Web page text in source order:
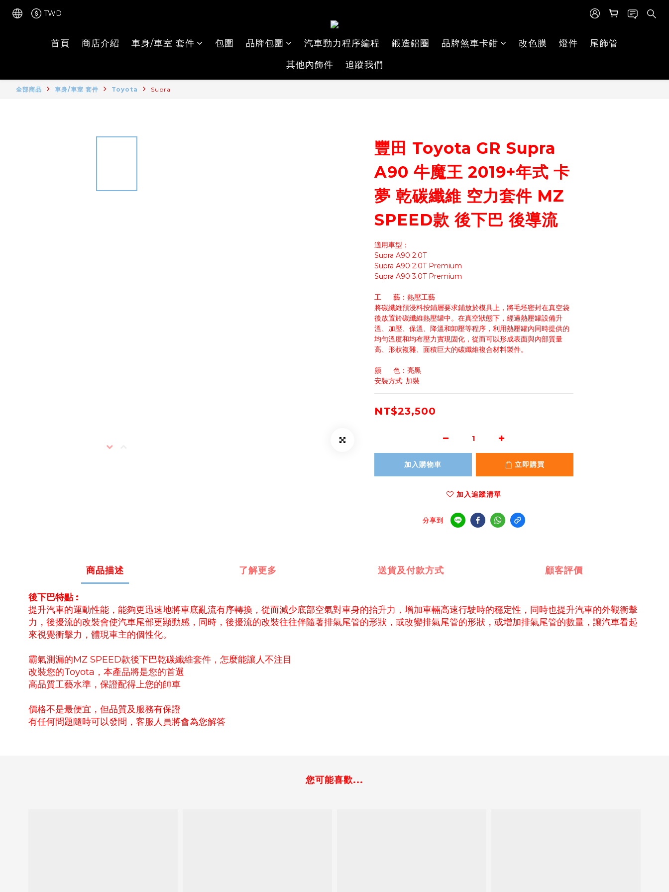
TWD
首頁 商店介紹 車身/車室 套件 包圍 品牌包圍 汽車動力程序編程 鍛造鋁圈 品牌煞車卡鉗 改色膜 燈件
尾飾管
其他內飾件
追蹤我們
全部商品 車身/車室 套件 Toyota Supra
豐田 Toyota GR Supra
A90 牛魔王 2019+年式 卡
夢 乾碳纖維 空力套件 MZ
SPEED款 後下巴 後導流
適用車型：
Supra A90 2.0T
Supra A90 2.0T Premium
Supra A90 3.0T Premium
工      藝：熱壓工藝
將碳纖維預浸料按鋪層要求鋪放於模具上，將毛坯密封在真空袋
後放置於碳纖維熱壓罐中。在真空狀態下，經過熱壓罐設備升
溫、加壓、保溫、降溫和卸壓等程序，利用熱壓罐內同時提供的
均勻溫度和均布壓力實現固化，從而可以形成表面與內部質量
高、形狀複雜、面積巨大的碳纖維複合材料製件。
颜      色：亮黑
安裝方式: 加裝
NT$23,500
加入購物車 立即購買
加入追蹤清單
分享到
商品描述 了解更多 送貨及付款方式 顧客評價
後下巴特點 :
提升汽車的運動性能，能夠更迅速地將車底亂流有序轉換，從而減少底部空氣對車身的抬升力，增加車輛高速行駛時的穩定性，同時也提升汽車的外觀衝擊
力，後擾流的改裝會使汽車尾部更顯動感，同時，後擾流的改裝往往伴隨著排氣尾管的形狀，或改變排氣尾管的形狀，或增加排氣尾管的數量，讓汽車看起
來視覺衝擊力，體現車主的個性化。
霸氣測漏的MZ SPEED款後下巴乾碳纖維套件，怎麼能讓人不注目
改裝您的Toyota，本產品將是您的首選
高品質工藝水準，保證配得上您的帥車
價格不是最便宜，但品質及服務有保證
有任何問題隨時可以發問，客服人員將會為您解答
您可能喜歡...